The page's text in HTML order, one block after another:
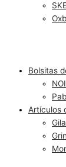
Bolsitas
Artículos